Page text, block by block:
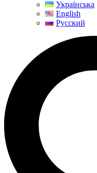
Українська
English
Русский